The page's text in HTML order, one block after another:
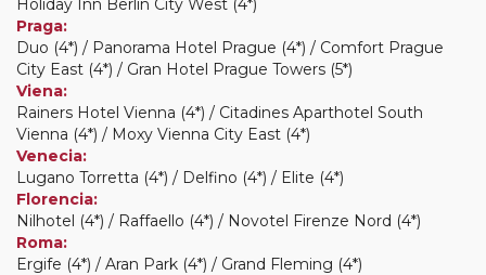
Holiday Inn Berlin City West (4*)
Praga:
Duo (4*) / Panorama Hotel Prague (4*) / Comfort Prague
City East (4*) / Gran Hotel Prague Towers (5*)
Viena:
Rainers Hotel Vienna (4*) / Citadines Aparthotel South
Vienna (4*) / Moxy Vienna City East (4*)
Venecia:
Lugano Torretta (4*) / Delfino (4*) / Elite (4*)
Florencia:
Nilhotel (4*) / Raffaello (4*) / Novotel Firenze Nord (4*)
Roma:
Ergife (4*) / Aran Park (4*) / Grand Fleming (4*)